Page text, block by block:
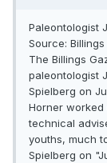
Paleontologist
Source:
The Billings
paleontologist
Spielberg on
Horner worked
technical
youths, much
Spielberg on